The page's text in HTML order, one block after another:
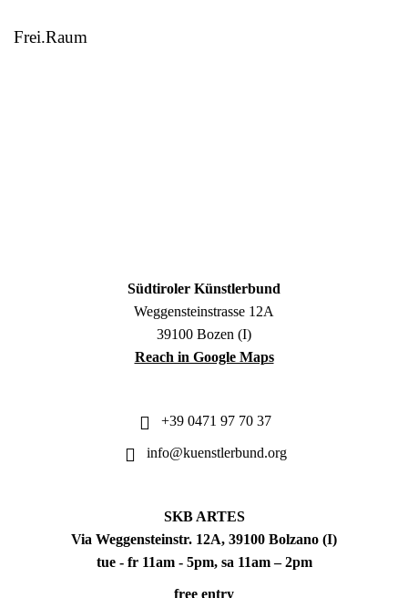
Frei.Raum
Südtiroler Künstlerbund
Weggensteinstrasse 12A
39100 Bozen (I)
Reach in Google Maps
+39 0471 97 70 37
info@kuenstlerbund.org
SKB ARTES
Via Weggensteinstr. 12A, 39100 Bolzano (I)
tue - fr 11am - 5pm, sa 11am – 2pm
free entry